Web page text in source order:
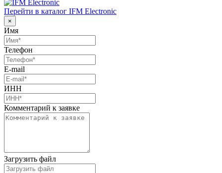
Перейти в каталог IFM Electronic
×
Имя
Телефон
E-mail
ИНН
Комментарий к заявке
Загрузить файл